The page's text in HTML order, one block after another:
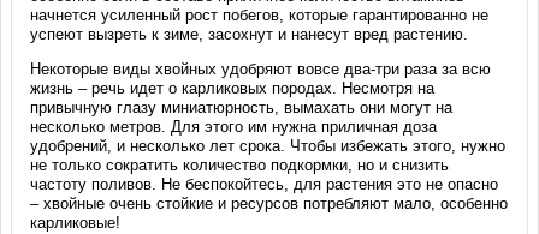
начнется усиленный рост побегов, которые гарантированно не
успеют вызреть к зиме, засохнут и нанесут вред растению.
Некоторые виды хвойных удобряют вовсе два-три раза за всю
жизнь – речь идет о карликовых породах. Несмотря на
привычную глазу миниатюрность, вымахать они могут на
несколько метров. Для этого им нужна приличная доза
удобрений, и несколько лет срока. Чтобы избежать этого, нужно
не только сократить количество подкормки, но и снизить
частоту поливов. Не беспокойтесь, для растения это не опасно
– хвойные очень стойкие и ресурсов потребляют мало, особенно
карликовые!